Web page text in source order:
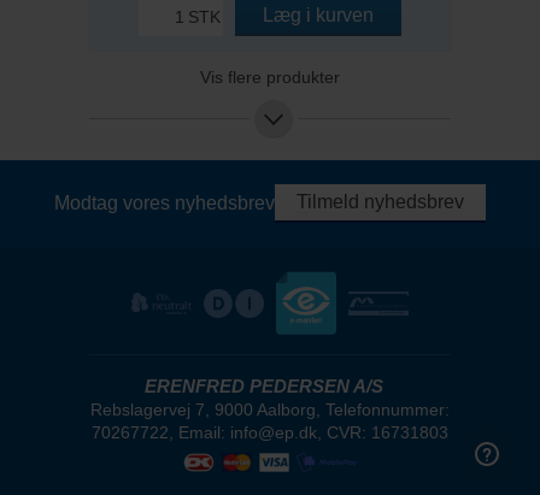
STK Læg i kurven
Vis flere produkter
Modtag vores nyhedsbrev Tilmeld nyhedsbrev
ERENFRED PEDERSEN A/S
Rebslagervej 7, 9000 Aalborg, Telefonnummer:
70267722, Email: info@ep.dk, CVR: 16731803